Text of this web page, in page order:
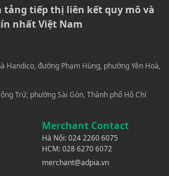
tảng tiếp thị liên kết quy mô và
nhất Việt Nam
Handico, đường Phạm Hùng, phường Yên Hoà,
Trứ, phường Sài Gòn, Thành phố Hồ Chí
Merchant Contact
Hà Nội:024 2260 6075
HCM:028 6270 6072
merchant@adpia.vn